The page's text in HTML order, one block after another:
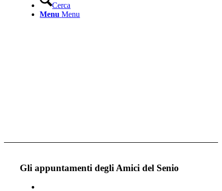
Cerca
Menu Menu
Gli appuntamenti degli Amici del Senio